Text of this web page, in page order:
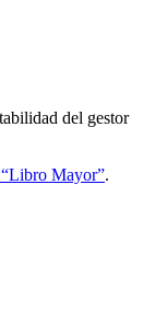
del gestor
Mayor”.